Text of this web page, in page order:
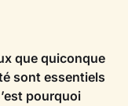
que quiconque
sont essentiels
pourquoi